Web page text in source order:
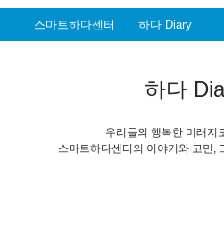
스마트하다센터 하다 Diary
하다
우리들의 행복한 미래지
스마트하다센터의 이야기와 고민,